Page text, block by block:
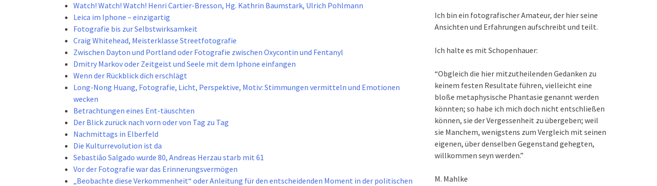
Watch! Watch! Watch! Henri Cartier-Bresson, Hg. Kathrin Baumstark, Ulrich Pohlmann
Leica im Iphone – einzigartig
Fotografie bis zur Selbstwirksamkeit
Craig Whitehead, Meisterklasse Streetfotografie
Zwischen Dayton und Portland oder Fotografie zwischen Oxycontin und Fentanyl
Dmitry Markov oder Zeitgeist und Seele mit dem Iphone einfangen
Wenn der Rückblick dich erschlägt
Long-Nong Huang, Fotografie, Licht, Perspektive, Motiv: Stimmungen vermitteln und Emotionen
wecken
Betrachtungen eines Ent-täuschten
Der Blick zurück nach vorn oder von Tag zu Tag
Nachmittags in Elberfeld
Die Kulturrevolution ist da
Sebastião Salgado wurde 80, Andreas Herzau starb mit 61
Vor der Fotografie war das Erinnerungsvermögen
„Beobachte diese Verkommenheit“ oder Anleitung für den entscheidenden Moment in der politischen
Ich bin ein fotografischer Amateur, der hier seine
Ansichten und Erfahrungen aufschreibt und teilt.
Ich halte es mit Schopenhauer:
“Obgleich die hier mitzutheilenden Gedanken zu
keinem festen Resultate führen, vielleicht eine
bloße metaphysische Phantasie genannt werden
könnten; so habe ich mich doch nicht entschließen
können, sie der Vergessenheit zu übergeben; weil
sie Manchem, wenigstens zum Vergleich mit seinen
eigenen, über denselben Gegenstand gehegten,
willkommen seyn werden.”
M. Mahlke